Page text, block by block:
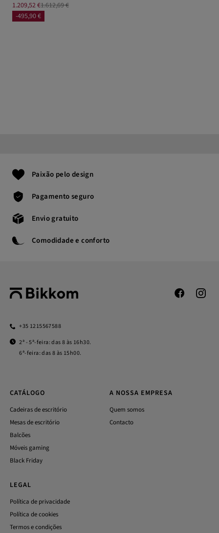
1.209,52 €1.612,69 €
-495,90 €
Paixão pelo design
Pagamento seguro
Envio gratuito
Comodidade e conforto
+35 1215567588
2ª - 5ª-feira: das 8 às 16h30.
6ª-feira: das 8 às 15h00.
CATÁLOGO
Cadeiras de escritório
Mesas de escritório
Balcões
Móveis gaming
Black Friday
A NOSSA EMPRESA
Quem somos
Contacto
LEGAL
Política de privacidade
Política de cookies
Termos e condições